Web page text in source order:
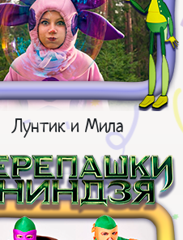
Лунтик и Мила